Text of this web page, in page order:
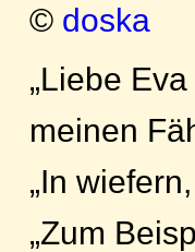
© doska
„Liebe
meinen
„In
„Zum